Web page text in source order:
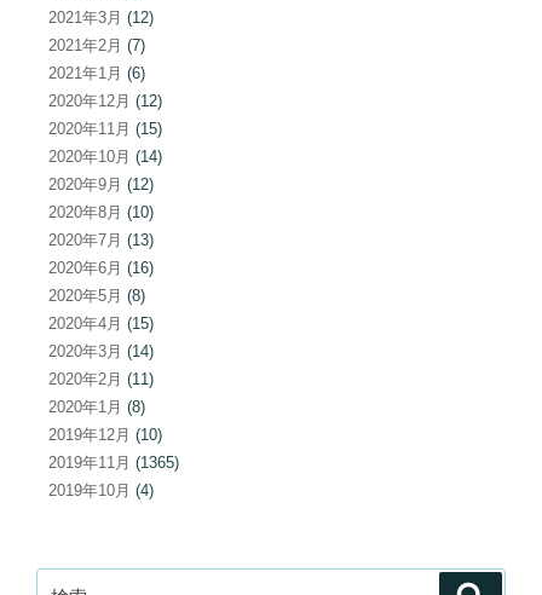
2021年3月 (12)
2021年2月 (7)
2021年1月 (6)
2020年12月 (12)
2020年11月 (15)
2020年10月 (14)
2020年9月 (12)
2020年8月 (10)
2020年7月 (13)
2020年6月 (16)
2020年5月 (8)
2020年4月 (15)
2020年3月 (14)
2020年2月 (11)
2020年1月 (8)
2019年12月 (10)
2019年11月 (1365)
2019年10月 (4)